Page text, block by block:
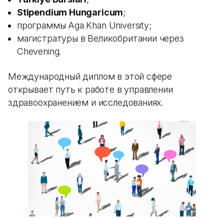
Stipendium Hungaricum;
программы Aga Khan University;
магистратуры в Великобритании через
Chevening.
Международный диплом в этой сфере
открывает путь к работе в управлении
здравоохранением и исследованиях.